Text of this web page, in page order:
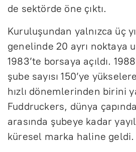
de sektörde öne çıktı.
Kuruluşundan yalnızca üç
genelinde 20 ayrı noktaya
1983’te borsaya açıldı.
şube sayısı 150’ye
hızlı dönemlerinden birini
Fuddruckers, dünya
arasında şubeye kadar
küresel marka haline geldi.